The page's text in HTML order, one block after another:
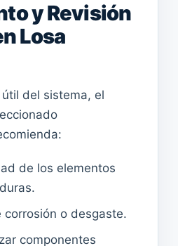
y Revisión
Losa
del sistema, el
de los elementos
corrosión o desgaste.
componentes